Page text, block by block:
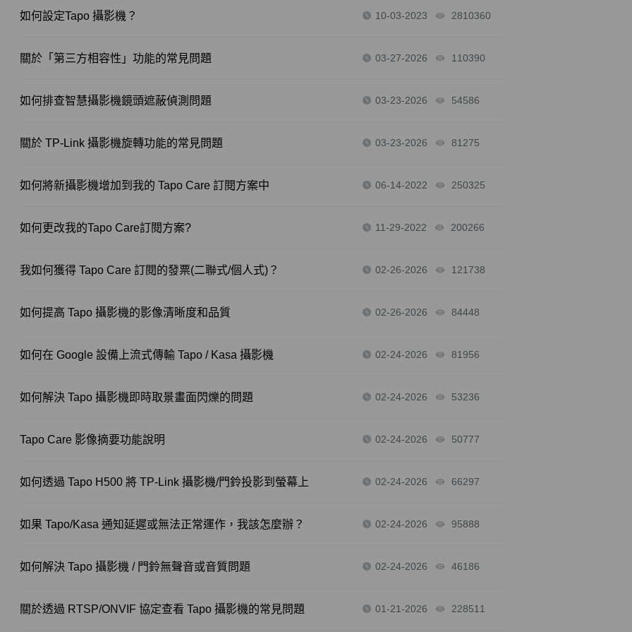
如何設定Tapo 攝影機？ 10-03-2023 2810360
關於「第三方相容性」功能的常見問題 03-27-2026 110390
如何排查智慧攝影機鏡頭遮蔽偵測問題 03-23-2026 54586
關於 TP-Link 攝影機旋轉功能的常見問題 03-23-2026 81275
如何將新攝影機增加到我的 Tapo Care 訂閱方案中 06-14-2022 250325
如何更改我的Tapo Care訂閱方案? 11-29-2022 200266
我如何獲得 Tapo Care 訂閱的發票(二聯式/個人式)？ 02-26-2026 121738
如何提高 Tapo 攝影機的影像清晰度和品質 02-26-2026 84448
如何在 Google 設備上流式傳輸 Tapo / Kasa 攝影機 02-24-2026 81956
如何解決 Tapo 攝影機即時取景畫面閃爍的問題 02-24-2026 53236
Tapo Care 影像摘要功能說明 02-24-2026 50777
如何透過 Tapo H500 將 TP-Link 攝影機/門鈴投影到螢幕上 02-24-2026 66297
如果 Tapo/Kasa 通知延遲或無法正常運作，我該怎麼辦？ 02-24-2026 95888
如何解決 Tapo 攝影機 / 門鈴無聲音或音質問題 02-24-2026 46186
關於透過 RTSP/ONVIF 協定查看 Tapo 攝影機的常見問題 01-21-2026 228511